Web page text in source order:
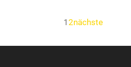
1 2nächste